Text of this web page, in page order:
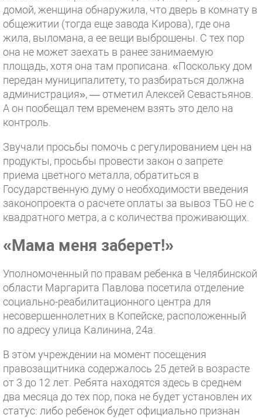
домой, женщина обнаружила, что дверь в комнату в
общежитии (тогда еще завода Кирова), где она
жила, выломана, а ее вещи выброшены. С тех пор
она не может заехать в ранее занимаемую
площадь, хотя она там прописана. «Поскольку дом
передан муниципалитету, то разбираться должна
администрация», — отметил Алексей Севастьянов.
А он пообещал тем временем взять это дело на
контроль.
Звучали просьбы помочь с регулированием цен на
продукты, просьбы провести закон о запрете
приема цветного металла, обратиться в
Государственную думу о необходимости введения
законопроекта о расчете оплаты за вывоз ТБО не с
квадратного метра, а с количества проживающих.
«Мама меня заберет!»
Уполномоченный по правам ребенка в Челябинской
области Маргарита Павлова посетила отделение
социально-реабилитационного центра для
несовершеннолетних в Копейске, расположенный
по адресу улица Калинина, 24а.
В этом учреждении на момент посещения
правозащитника содержалось 25 детей в возрасте
от 3 до 12 лет. Ребята находятся здесь в среднем
два месяца до тех пор, пока не будет установлен их
статус: либо ребенок будет официально признан